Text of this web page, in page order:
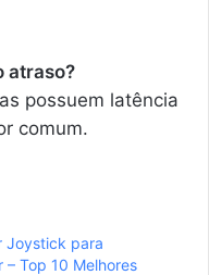
atraso?
possuem latência
comum.
Joystick para
– Top 10 Melhores